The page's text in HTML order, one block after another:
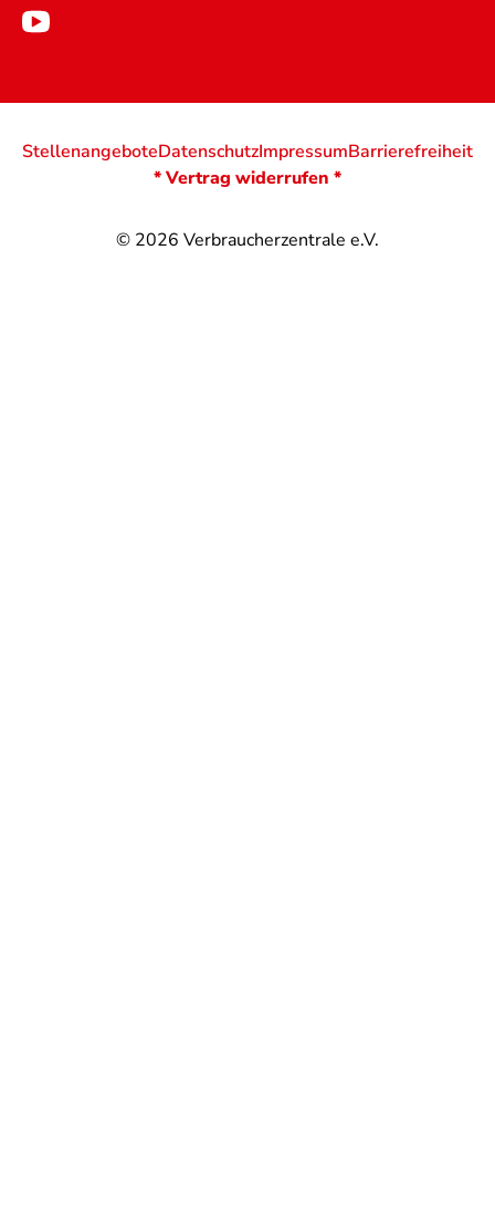
© 2026 Verbraucherzentrale e.V.
StellenangeboteDatenschutzImpressumBarrierefreiheit
* Vertrag widerrufen *